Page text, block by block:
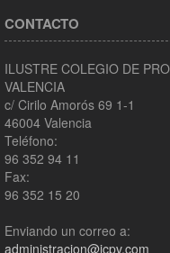
CONTACTO
ILUSTRE COLEGIO DE
VALENCIA
c/ Cirilo Amorós 69 1-1
46004 Valencia
Teléfono:
96 352 94 11
Fax:
96 352 15 20
Enviando un correo a:
administracion@icpv.com